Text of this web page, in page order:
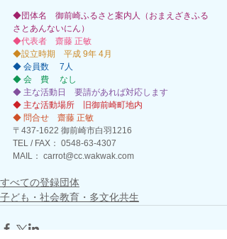
◆団体名　御前崎ふるさと案内人（おまえざきふる
さとあんないにん）
◆代表者　齋藤 正敏
◆設立時期　平成 9年 4月
◆ 会員数 　7人
◆ 会　費 　なし
◆ 主な活動日　要請があれば対応します
◆ 主な活動場所　旧御前崎町地内
◆ 問合せ　齋藤 正敏
〒437-1622 御前崎市白羽1216
TEL / FAX： 0548-63-4307
MAIL： carrot@cc.wakwak.com
すべての登録団体
子ども・社会教育・多文化共生